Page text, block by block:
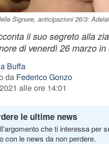
Signore, anticipazioni 26/3:
il suo segreto alla
di venerdì 26 marzo in
Buffa
da Federico Gonzo
alle ore 14:01
le ultime news
che ti interessa per
con le news da non perdere.